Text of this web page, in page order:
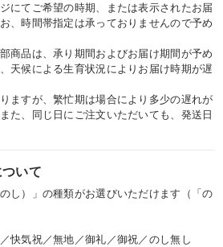
にてご希望の時期、または表示されたお届
、時間帯指定は承っておりませんので予め
商品は、承り期間およびお届け期間が予め
天候による生育状況によりお届け時期が遅
ますが、繁忙期は場合により多少の遅れが
た、同じ日にご注文いただいても、発送日
いて
し）」の種類がお選びいただけます（「の
快気祝／無地／御礼／御祝／のし無し